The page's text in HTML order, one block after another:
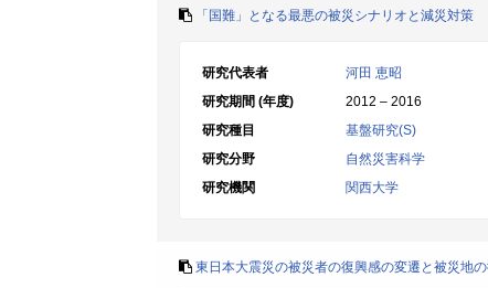
「国難」となる最悪の被災シナリオと減災対策
研究代表者
河田 恵昭
研究期間 (年度)
2012 – 2016
研究種目
基盤研究(S)
研究分野
自然災害科学
研究機関
関西大学
東日本大震災の被災者の復興感の変遷と被災地